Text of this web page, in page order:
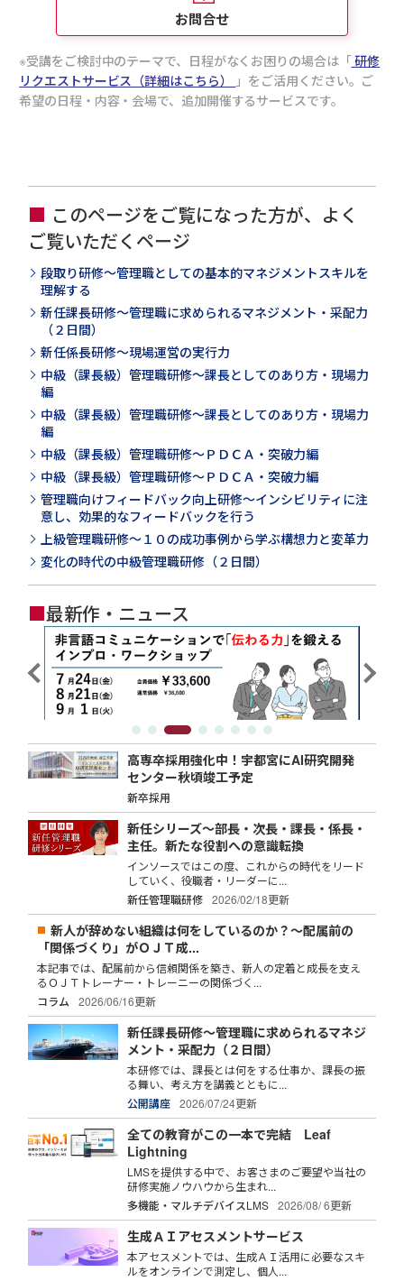
お問合せ
受講をご検討中のテーマで、日程がなくお困りの場合は「研修
リクエストサービス（詳細はこちら）
」をご活用ください。ご
希望の日程・内容・会場で、追加開催するサービスです。
このページをご覧になった方が、よく
ご覧いただくページ
段取り研修～管理職としての基本的マネジメントスキルを
理解する
新任課長研修～管理職に求められるマネジメント・采配力
（２日間）
新任係長研修～現場運営の実行力
中級（課長級）管理職研修～課長としてのあり方・現場力
編
中級（課長級）管理職研修～課長としてのあり方・現場力
編
中級（課長級）管理職研修～ＰＤＣＡ・突破力編
中級（課長級）管理職研修～ＰＤＣＡ・突破力編
管理職向けフィードバック向上研修～インシビリティに注
意し、効果的なフィードバックを行う
上級管理職研修～１０の成功事例から学ぶ構想力と変革力
変化の時代の中級管理職研修（２日間）
■最新作・ニュース
高専卒採用強化中！宇都宮にAI研究開発
センター秋頃竣工予定
新卒採用
新任シリーズ～部長・次長・課長・係長・
主任。新たな役割への意識転換
インソースではこの度、これからの時代をリード
していく、役職者・リーダーに...
新任管理職研修
2026/02/18更新
新人が辞めない組織は何をしているのか？～配属前の
「関係づくり」がＯＪＴ成...
本記事では、配属前から信頼関係を築き、新人の定着と成長を支え
るＯＪＴトレーナー・トレーニーの関係づく...
コラム
2026/06/16更新
新任課長研修～管理職に求められるマネジ
メント・采配力（２日間）
本研修では、課長とは何をする仕事か、課長の振
る舞い、考え方を講義とともに...
公開講座
2026/07/24更新
全ての教育がこの一本で完結 Leaf
Lightning
LMSを提供する中で、お客さまのご要望や当社の
研修実施ノウハウから生まれ...
多機能・マルチデバイスLMS
2026/08/ 6更新
生成ＡＩアセスメントサービス
本アセスメントでは、生成ＡＩ活用に必要なスキ
ルをオンラインで測定し、個人...